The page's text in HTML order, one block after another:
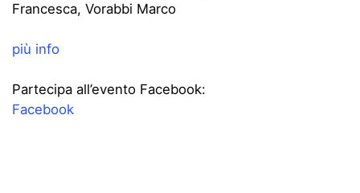
Francesca, Vorabbi Marco
più info
Partecipa all’evento Facebook:
Facebook